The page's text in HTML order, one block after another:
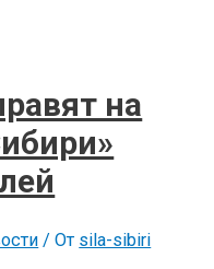
на
/ От sila-sibiri